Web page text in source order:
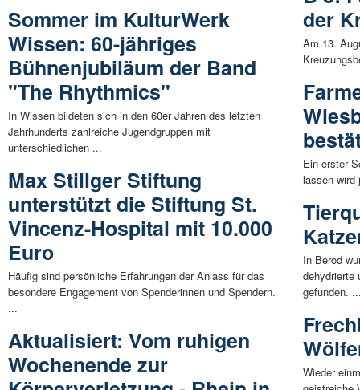
Sommer im KulturWerk
Wissen: 60-jähriges
Bühnenjubiläum der Band
"The Rhythmics"
In Wissen bildeten sich in den 60er Jahren des letzten
Jahrhunderts zahlreiche Jugendgruppen mit
unterschiedlichen ...
Max Stillger Stiftung
unterstützt die Stiftung St.
Vincenz-Hospital mit 10.000
Euro
Häufig sind persönliche Erfahrungen der Anlass für das
besondere Engagement von Spenderinnen und Spendern.
...
Aktualisiert: Vom ruhigen
Wochenende zur
der
Am 13.
Ein erster
lassen wird
In Berod
dehydrierte
gefunden.
Wieder